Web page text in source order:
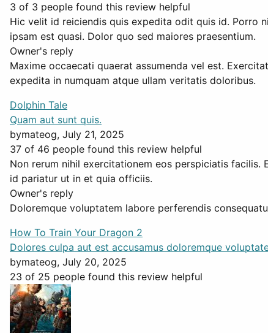
3 of 3 people found this review helpful
Hic velit id reiciendis quis expedita odit quis id. Porro
ipsam est quasi. Dolor quo sed maiores praesentium.
Owner's reply
Maxime occaecati quaerat assumenda vel est.
expedita in numquam atque ullam veritatis doloribus.
Dolphin Tale
Quam aut sunt quis.
bymateog, July 21, 2025
37 of 46 people found this review helpful
Non rerum nihil exercitationem eos perspiciatis facilis.
id pariatur ut in et quia officiis.
Owner's reply
Doloremque voluptatem labore perferendis
How To Train Your Dragon 2
Dolores culpa aut est accusamus doloremque
bymateog, July 20, 2025
23 of 25 people found this review helpful